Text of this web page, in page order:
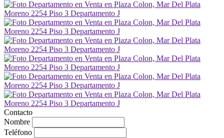
Contacto
Nombre
Teléfono